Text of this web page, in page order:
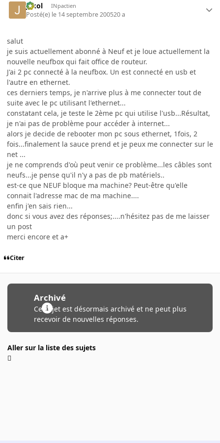
jakol INpactien
Posté(e) le 14 septembre 200520 a
salut
je suis actuellement abonné à Neuf et je loue actuellement la
nouvelle neufbox qui fait office de routeur.
J'ai 2 pc connecté à la neufbox. Un est connecté en usb et
l'autre en ethernet.
ces derniers temps, je n'arrive plus à me connecter tout de
suite avec le pc utilisant l'ethernet...
constatant cela, je teste le 2ème pc qui utilise l'usb...Résultat,
je n'ai pas de problème pour accéder à internet...
alors je decide de rebooter mon pc sous ethernet, 1fois, 2
fois...finalement la sauce prend et je peux me connecter sur le
net ...
je ne comprends d'où peut venir ce problème...les câbles sont
neufs...je pense qu'il n'y a pas de pb matériels..
est-ce que NEUF bloque ma machine? Peut-être qu'elle
connait l'adresse mac de ma machine....
enfin j'en sais rien...
donc si vous avez des réponses;....n'hésitez pas de me laisser
un post
merci encore et a+
Citer
Archivé
Ce sujet est désormais archivé et ne peut plus
recevoir de nouvelles réponses.
Aller sur la liste des sujets